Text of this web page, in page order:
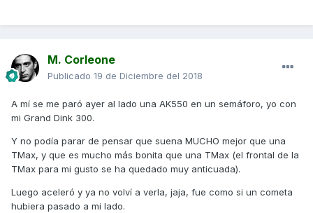
M. Corleone
Publicado 19 de Diciembre del 2018
A mí se me paró ayer al lado una AK550 en un semáforo, yo con
mi Grand Dink 300.
Y no podía parar de pensar que suena MUCHO mejor que una
TMax, y que es mucho más bonita que una TMax (el frontal de la
TMax para mi gusto se ha quedado muy anticuada).
Luego aceleró y ya no volví a verla, jaja, fue como si un cometa
hubiera pasado a mi lado.